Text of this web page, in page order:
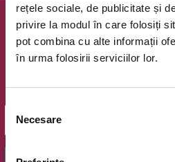
rețele sociale, de publicitate și
privire la modul în care folosiți
pot combina cu alte informații
în urma folosirii serviciilor lor.
Selecția
consimțământului
Necesare
Newsletter
Oferte exclusive si o editie
OK